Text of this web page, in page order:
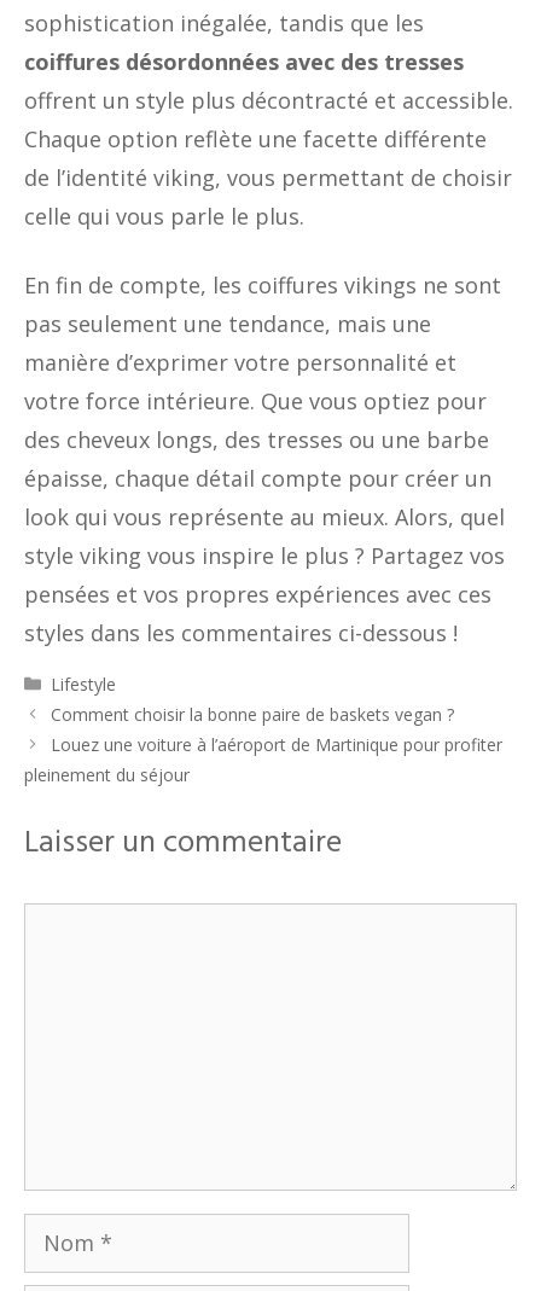
sophistication inégalée, tandis que les
coiffures désordonnées avec des tresses
offrent un style plus décontracté et accessible.
Chaque option reflète une facette différente
de l’identité viking, vous permettant de choisir
celle qui vous parle le plus.
En fin de compte, les coiffures vikings ne sont
pas seulement une tendance, mais une
manière d’exprimer votre personnalité et
votre force intérieure. Que vous optiez pour
des cheveux longs, des tresses ou une barbe
épaisse, chaque détail compte pour créer un
look qui vous représente au mieux. Alors, quel
style viking vous inspire le plus ? Partagez vos
pensées et vos propres expériences avec ces
styles dans les commentaires ci-dessous !
Catégories
Lifestyle
Comment choisir la bonne paire de baskets vegan ?
Louez une voiture à l’aéroport de Martinique pour profiter
pleinement du séjour
Laisser un commentaire
Nom